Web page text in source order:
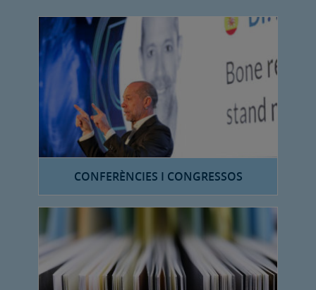
CONFERÈNCIES I CONGRESSOS